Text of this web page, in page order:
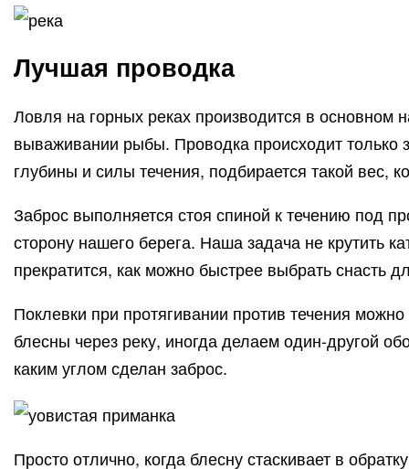
Лучшая проводка
Ловля на горных реках производится в основном
вываживании рыбы. Проводка происходит только
глубины и силы течения, подбирается такой вес,
Заброс выполняется стоя спиной к течению под
сторону нашего берега. Наша задача не крутить
прекратится, как можно быстрее выбрать снасть
Поклевки при протягивании против течения
блесны через реку, иногда делаем один-другой
каким углом сделан заброс.
Просто отлично, когда блесну стаскивает в